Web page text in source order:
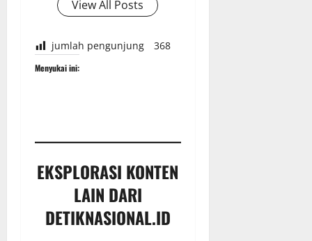
View All Posts
jumlah pengunjung 368
Menyukai ini:
EKSPLORASI KONTEN
LAIN DARI
DETIKNASIONAL.ID